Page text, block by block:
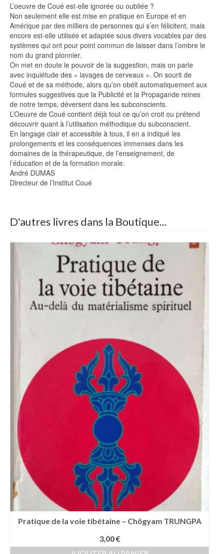
L’oeuvre de Coué est-elle ignorée ou oubliée ?
Non seulement elle est mise en pratique en Europe et en
Amérique par des milliers de personnes qui s’en félicitent, mais
encore est-elle utilisée et adaptée sous divers vocables par des
systèmes qui ont pour point commun de laisser dans l’ombre le
nom du grand pionnier.
On met en doute le pouvoir de la suggestion, mais on parle
avec inquiétude des « lavages de cerveaux ». On sourit de
Coué et de sa méthode, alors qu’on obéit automatiquement aux
formules suggestives que la Publicité et la Propagande reines
de notre temps, déversent dans les subconscients.
L’Oeuvre de Coué contient déjà tout ce qu’on croit ou prétend
découvrir quant à l’utilisation méthodique du subconscient.
En langage clair et accessible à tous, il en a indiqué les
prolongements et les conséquences immenses dans les
domaines de la thérapeutique, de l’enseignement, de
l’éducation et de la formation morale.
André DUMAS
Directeur de l’Institut Coué
D'autres livres dans la Boutique...
Pratique de la voie tibétaine – Chögyam TRUNGPA
3,00€